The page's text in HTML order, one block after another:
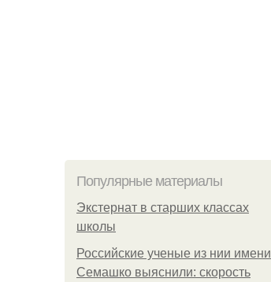
Популярные материалы
Экстернат в старших классах
школы
Российские ученые из нии имени
Семашко выяснили: скорость